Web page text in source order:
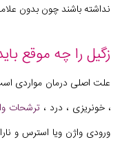
نداشته باشند چون بدون
زگیل را چه موقع
علت اصلی درمان مواردی
، خونریزی ، درد ، ترشحات
ورودی واژن ویا استرس و